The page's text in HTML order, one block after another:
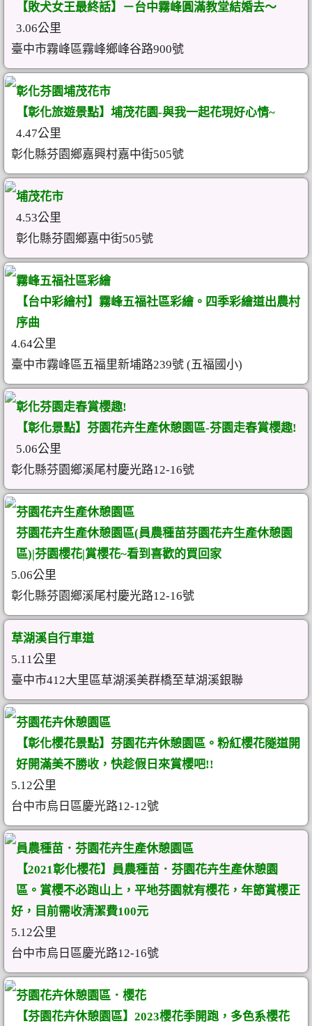
【敗犬女王最終話】－台中霧峰圓滿教堂結婚去～
3.06公里
臺中市霧峰區霧峰鄉峰谷路900號
彰化芬園埔茂花市
【彰化旅遊景點】埔茂花園-與我一起花現好心情~
4.47公里
彰化縣芬園鄉嘉興村嘉中街505號
埔茂花市
4.53公里
彰化縣芬園鄉嘉中街505號
霧峰五福社區彩繪
【台中彩繪村】霧峰五福社區彩繪。四季彩繪道出農村
序曲
4.64公里
臺中市霧峰區五福里新埔路239號 (五福國小)
彰化芬園走春賞櫻趣!
【彰化景點】芬園花卉生產休憩園區-芬園走春賞櫻趣!
5.06公里
彰化縣芬園鄉溪尾村慶光路12-16號
芬園花卉生產休憩園區
芬園花卉生產休憩園區(員農種苗芬園花卉生產休憩園
區)|芬園櫻花|賞櫻花~看到喜歡的買回家
5.06公里
彰化縣芬園鄉溪尾村慶光路12-16號
草湖溪自行車道
5.11公里
臺中市412大里區草湖溪美群橋至草湖溪銀聯
芬園花卉休憩園區
【彰化櫻花景點】芬園花卉休憩園區。粉紅櫻花隧道開
好開滿美不勝收，快趁假日來賞櫻吧!!
5.12公里
台中市烏日區慶光路12-12號
員農種苗．芬園花卉生產休憩園區
【2021彰化櫻花】員農種苗．芬園花卉生產休憩園
區。賞櫻不必跑山上，平地芬園就有櫻花，年節賞櫻正
好，目前需收清潔費100元
5.12公里
台中市烏日區慶光路12-16號
芬園花卉休憩園區．櫻花
【芬園花卉休憩園區】2023櫻花季開跑，多色系櫻花